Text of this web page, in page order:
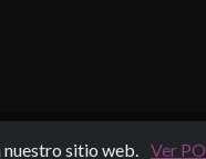
nuestro sitio web. Ver